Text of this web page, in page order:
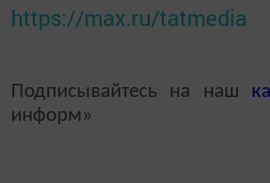
https://max.ru/tatmedia
Подписывайтесь на наш
информ»